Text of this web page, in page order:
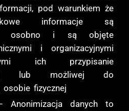
pod warunkiem że
informacje są
osobno i są objęte
i organizacyjnymi
ich przypisanie
lub możliwej do
osobie fizycznej
Anonimizacja danych to